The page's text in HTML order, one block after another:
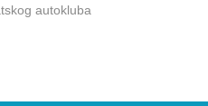
autokluba